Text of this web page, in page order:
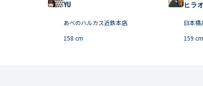
YU
あべのハルカス近鉄本店
158 cm
ヒラ
日本橋
159 cm